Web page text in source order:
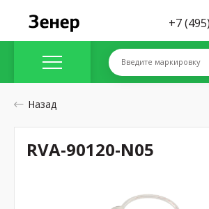
+7
Введите маркировку
Назад
RVA-90120-N05